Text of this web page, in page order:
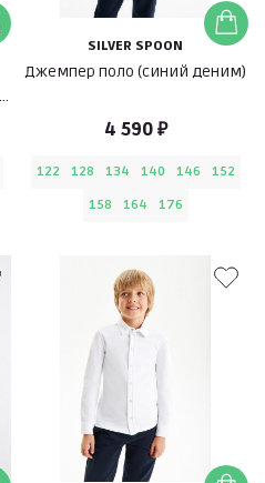
SILVER SPOON
Джемпер поло (синий деним)
4 590 ₽
122 128 134 140 146
152
158
164 176